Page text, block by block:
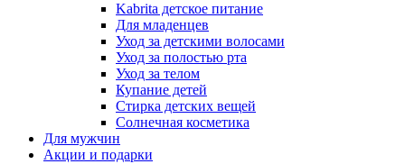
Kabrita детское питание
Для младенцев
Уход за детскими волосами
Уход за полостью рта
Уход за телом
Купание детей
Стирка детских вещей
Солнечная косметика
Для мужчин
Акции и подарки